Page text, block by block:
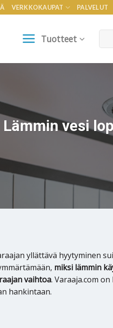
VERKKOKAUPAT PALVELUT
Tuotteet
Lämmin vesi
yllättävä hyytyminen
miksi lämmin
vaihtoa. Varaaja.com
hankintaan.